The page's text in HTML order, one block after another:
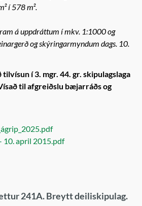
í 578 m².
á uppdráttum í mkv. 1:1000 og
og skýringarmyndum dags. 10.
í 3. mgr. 44. gr. skipulagslaga
til afgreiðslu bæjarráðs og
10. april 2015.pdf
241A. Breytt deiliskipulag.